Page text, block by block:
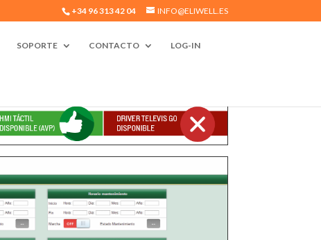
+34 96 313 42 04 INFO@ELIWELL.ES
SOPORTE CONTACTO LOG-IN